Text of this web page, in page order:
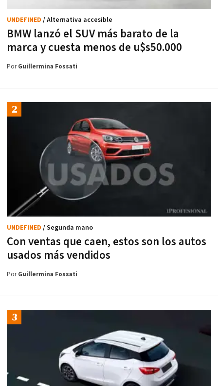
BMW lanzó el SUV más barato de la
marca y cuesta menos de u$s50.000
UNDEFINED / Alternativa accesible
PorGuillermina Fossati
Con ventas que caen, estos son los autos
usados más vendidos
UNDEFINED / Segunda mano
PorGuillermina Fossati